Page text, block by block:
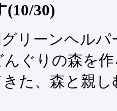
(10/30)
リーンヘル
ぐりの森を
た、森と親